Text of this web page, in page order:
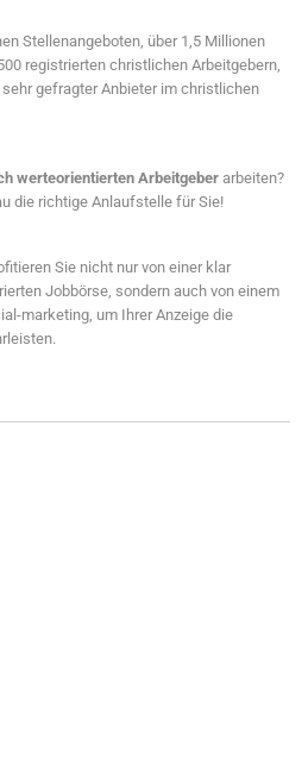
Stellenangeboten, über 1,5 Millionen
registrierten christlichen Arbeitgebern,
gefragter Anbieter im christlichen
werteorientierten Arbeitgeber arbeiten?
die richtige Anlaufstelle für Sie!
Sie nicht nur von einer klar
Jobbörse, sondern auch von einem
marketing, um Ihrer Anzeige die